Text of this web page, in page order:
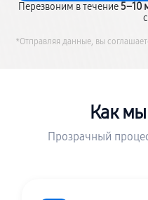
Перезвоним в течение5–10
*Отправляя данные, вы
Как мы
Прозрачный